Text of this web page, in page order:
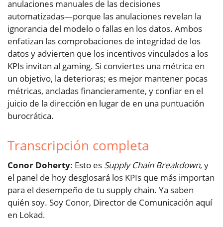
anulaciones manuales de las decisiones
automatizadas—porque las anulaciones revelan la
ignorancia del modelo o fallas en los datos. Ambos
enfatizan las comprobaciones de integridad de los
datos y advierten que los incentivos vinculados a los
KPIs invitan al gaming. Si conviertes una métrica en
un objetivo, la deterioras; es mejor mantener pocas
métricas, ancladas financieramente, y confiar en el
juicio de la dirección en lugar de en una puntuación
burocrática.
Transcripción completa
Conor Doherty: Esto es Supply Chain Breakdown, y
el panel de hoy desglosará los KPIs que más importan
para el desempeño de tu supply chain. Ya saben
quién soy. Soy Conor, Director de Comunicación aquí
en Lokad.